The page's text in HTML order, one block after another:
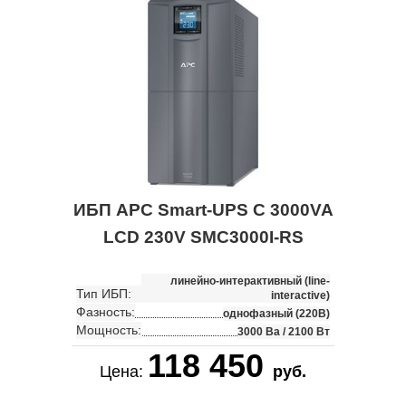
ИБП APC Smart-UPS C 3000VA
LCD 230V SMC3000I-RS
Тип ИБП:
линейно-интерактивный (line-
interactive)
Фазность: однофазный (220В)
Мощность: 3000 Ва / 2100 Вт
Цена: 118 450 руб.